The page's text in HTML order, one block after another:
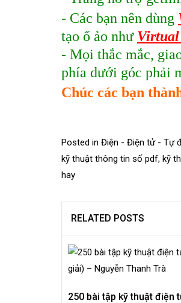
- Các bạn nên dùng
tạo ổ ảo như Virtual
- Mọi thắc mắc,
phía dưới góc phải
Chúc các bạn
Posted in Điện - Điện tử - Tự
kỹ thuật thông tin số pdf, kỹ
hay
RELATED POSTS
250 bài tập kỹ thuật điện